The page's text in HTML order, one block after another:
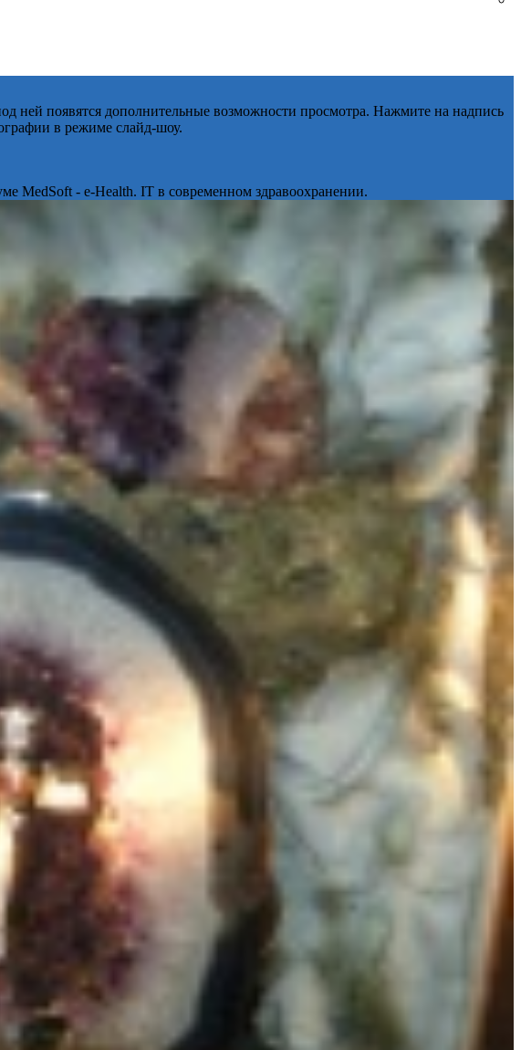
ней появятся дополнительные возможности просмотра. Нажмите на надпись
в режиме слайд-шоу.
MedSoft - e-Health. IT в современном здравоохранении.